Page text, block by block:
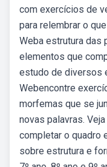
com exercícios de
para relembrar o
Weba estrutura das
elementos que
estudo de diversos
Webencontre
morfemas que se
novas palavras.
completar o quadro
sobre estrutura e